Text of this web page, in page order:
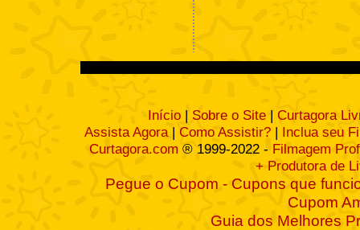
Início | Sobre o Site | Curtagora
Assista Agora| Como Assistir? | Inclua seu
Curtagora.com ® 1999-2022 - Filmagem
+ Produtora de
Pegue o Cupom - Cupons que
Cupom
Guia dos Melhores